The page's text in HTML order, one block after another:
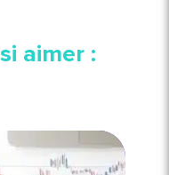
aimer :